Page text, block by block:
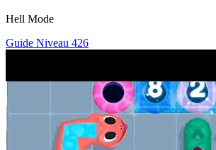
Hell Mode
Guide Niveau 426